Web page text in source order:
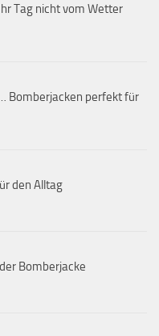
Tag nicht vom Wetter
Bomberjacken perfekt für
den Alltag
Bomberjacke